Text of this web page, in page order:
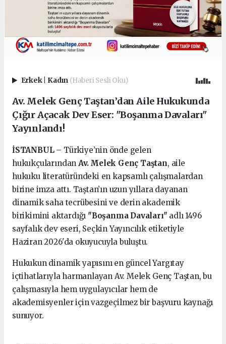
Erkek Kadın (Haberi Sesli Oku)
Av. Melek Genç Taştan’dan Aile Hukukunda
Çığır Açacak Dev Eser: "Boşanma Davaları"
Yayınlandı!
İSTANBUL– Türkiye’nin önde gelen
hukukçularından Av. Melek Genç Taştan, aile
hukuku literatüründeki en kapsamlı çalışmalardan
birine imza attı. Taştan’ın uzun yıllara dayanan
dinamik saha tecrübesini ve derin akademik
birikimini aktardığı "Boşanma Davaları" adlı 1496
sayfalık dev eseri, Seçkin Yayıncılık etiketiyle
Haziran 2026'da okuyucuyla buluştu.
Hukukun dinamik yapısını en güncel Yargıtay
içtihatlarıyla harmanlayan Av. Melek Genç Taştan, bu
çalışmasıyla hem uygulayıcılar hem de
akademisyenler için vazgeçilmez bir başvuru kaynağı
sunuyor.